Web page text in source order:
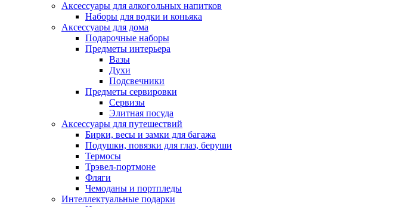
Аксессуары для алкогольных напитков
Наборы для водки и коньяка
Аксессуары для дома
Подарочные наборы
Предметы интерьера
Вазы
Духи
Подсвечники
Предметы сервировки
Сервизы
Элитная посуда
Аксессуары для путешествий
Бирки, весы и замки для багажа
Подушки, повязки для глаз, беруши
Термосы
Трэвел-портмоне
Фляги
Чемоданы и портпледы
Интеллектуальные подарки